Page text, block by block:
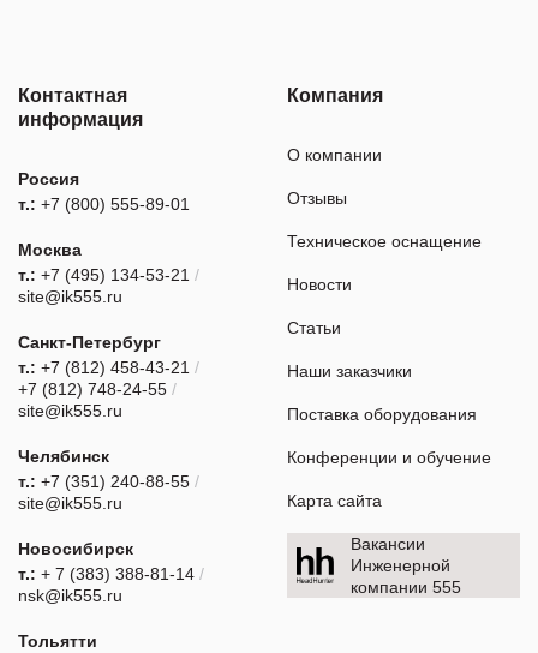
Контактная
информация
Россия
т.: +7 (800) 555-89-01
Москва
т.: +7 (495) 134-53-21 /
site@ik555.ru
Санкт-Петербург
т.: +7 (812) 458-43-21 /
+7 (812) 748-24-55 /
site@ik555.ru
Челябинск
т.: +7 (351) 240-88-55 /
site@ik555.ru
Новосибирск
т.: + 7 (383) 388-81-14 /
nsk@ik555.ru
Тольятти
Компания
О компании
Отзывы
Техническое оснащение
Новости
Статьи
Наши заказчики
Поставка оборудования
Конференции и обучение
Карта сайта
Вакансии
Инженерной
компании 555